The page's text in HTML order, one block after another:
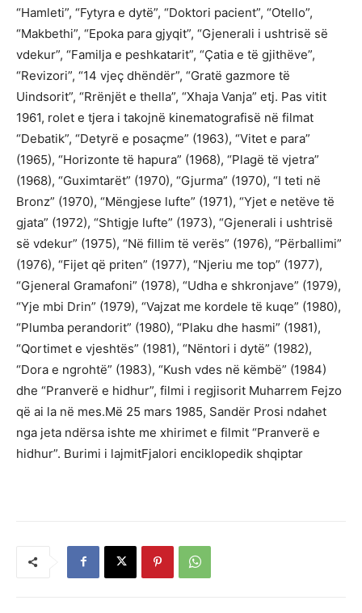
“Hamleti”, “Fytyra e dytë”, “Doktori pacient”, “Otello”,
“Makbethi”, “Epoka para gjyqit”, “Gjenerali i ushtrisë së
vdekur”, “Familja e peshkatarit”, “Çatia e të gjithëve”,
“Revizori”, “14 vjeç dhëndër”, “Gratë gazmore të
Uindsorit”, “Rrënjët e thella”, “Xhaja Vanja” etj. Pas vitit
1961, rolet e tjera i takojnë kinematografisë në filmat
“Debatik”, “Detyrë e posaçme” (1963), “Vitet e para”
(1965), “Horizonte të hapura” (1968), “Plagë të vjetra”
(1968), “Guximtarët” (1970), “Gjurma” (1970), “I teti në
Bronz” (1970), “Mëngjese lufte” (1971), “Yjet e netëve të
gjata” (1972), “Shtigje lufte” (1973), “Gjenerali i ushtrisë
së vdekur” (1975), “Në fillim të verës” (1976), “Përballimi”
(1976), “Fijet që priten” (1977), “Njeriu me top” (1977),
“Gjeneral Gramafoni” (1978), “Udha e shkronjave” (1979),
“Yje mbi Drin” (1979), “Vajzat me kordele të kuqe” (1980),
“Plumba perandorit” (1980), “Plaku dhe hasmi” (1981),
“Qortimet e vjeshtës” (1981), “Nëntori i dytë” (1982),
“Dora e ngrohtë” (1983), “Kush vdes në këmbë” (1984)
dhe “Pranverë e hidhur”, filmi i regjisorit Muharrem Fejzo
që ai la në mes.Më 25 mars 1985, Sandër Prosi ndahet
nga jeta ndërsa ishte me xhirimet e filmit “Pranverë e
hidhur”. Burimi i lajmitFjalori enciklopedik shqiptar